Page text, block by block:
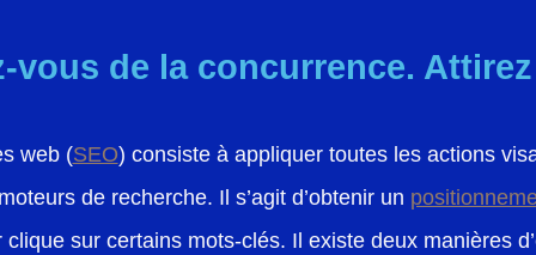
vous de la concurrence.
web (SEO) consiste à appliquer toutes les actions
de recherche. Il s’agit d’obtenir un
sur certains mots-clés. Il existe deux manières